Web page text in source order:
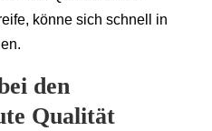
könne sich schnell in
den
Qualität